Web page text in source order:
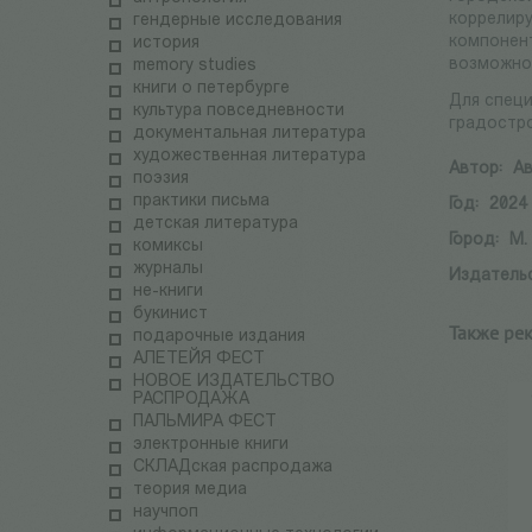
гендерные исследования
история
memory studies
книги о петербурге
культура повседневности
документальная литература
художественная литература
поэзия
практики письма
детская литература
комиксы
журналы
не-книги
букинист
подарочные издания
АЛЕТЕЙЯ ФЕСТ
НОВОЕ ИЗДАТЕЛЬСТВО
РАСПРОДАЖА
ПАЛЬМИРА ФЕСТ
электронные книги
СКЛАДская распродажа
теория медиа
научпоп
Для
Автор:
Год:
2024
Город:
М.
Также